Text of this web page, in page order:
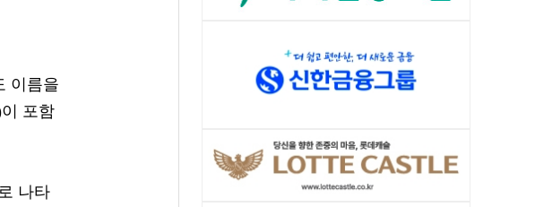
이름을
포함
나타